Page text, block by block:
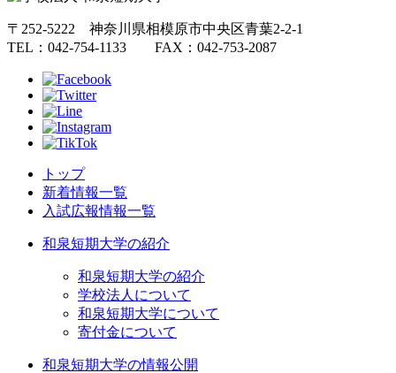
〒252-5222 神奈川県相模原市中央区青葉2-2-1
TEL：042-754-1133 FAX：042-753-2087
トップ
新着情報一覧
入試広報情報一覧
和泉短期大学の紹介
和泉短期大学の紹介
学校法人について
和泉短期大学について
寄付金について
和泉短期大学の情報公開